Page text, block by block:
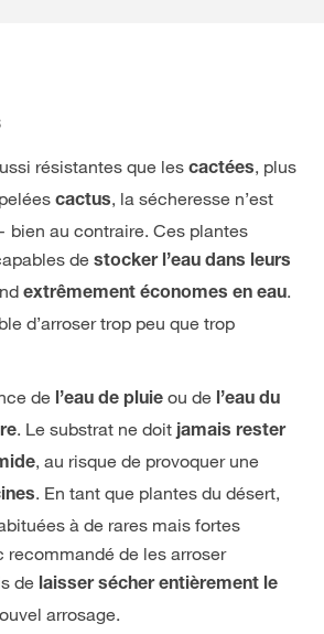
résistantes que les cactées, plus
cactus, la sécheresse n’est
bien au contraire. Ces plantes
de stocker l’eau dans leurs
extrêmement économes en eau.
d’arroser trop peu que trop
de l’eau de pluie ou de l’eau du
. Le substrat ne doit jamais rester
, au risque de provoquer une
. En tant que plantes du désert,
à de rares mais fortes
recommandé de les arroser
de laisser sécher entièrement le
arrosage.